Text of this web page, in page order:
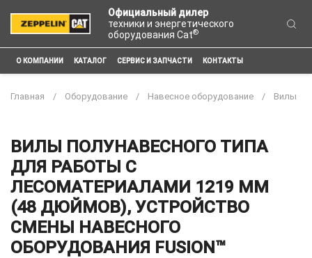
Официальный дилер
техники и энергетического
оборудования Cat®
О КОМПАНИИ КАТАЛОГ СЕРВИС И ЗАПЧАСТИ КОНТАКТЫ
Главная Оборудование Навесное оборудование Вилы
ВИЛЫ ПОЛУНАВЕСНОГО ТИПА
ДЛЯ РАБОТЫ С
ЛЕСОМАТЕРИАЛАМИ 1219 ММ
(48 ДЮЙМОВ), УСТРОЙСТВО
СМЕНЫ НАВЕСНОГО
ОБОРУДОВАНИЯ FUSION™